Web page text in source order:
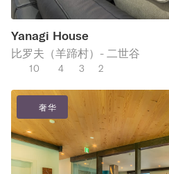
Yanagi House
比罗夫（羊蹄村）- 二世谷
10 4 3 2
奢华